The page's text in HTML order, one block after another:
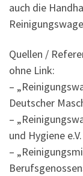
auch die
Quellen /
ohne Link:
–
Deutscher
–
und Hygiene e.V.
–